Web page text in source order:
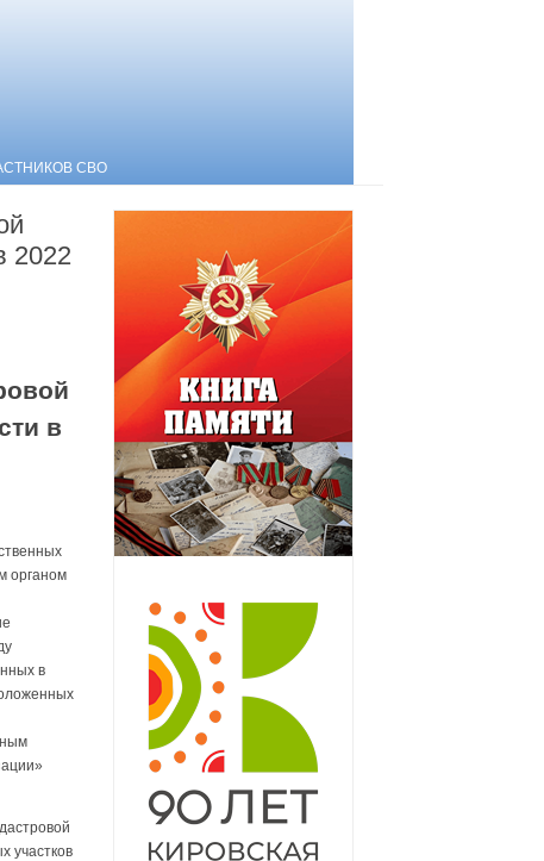
СВО
2022
в
органом
в
участков